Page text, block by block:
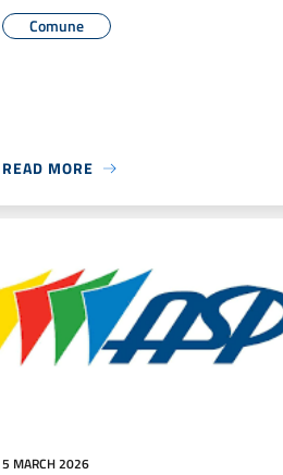
Comune
READ MORE
5 MARCH 2026